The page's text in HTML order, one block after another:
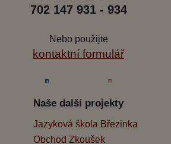
702 147 931 - 934
Nebo použijte
kontaktní formulář
Naše další projekty
Jazyková škola Březinka
Obchod Zkoušek